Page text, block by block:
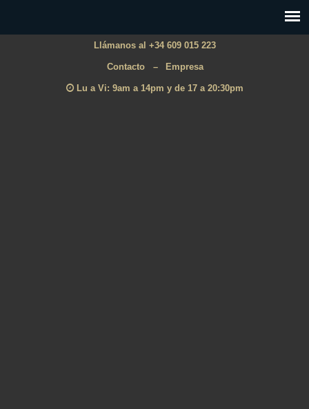
Llámanos al +34 609 015 223
Contacto – Empresa
Lu a Vi: 9am a 14pm y de 17 a 20:30pm